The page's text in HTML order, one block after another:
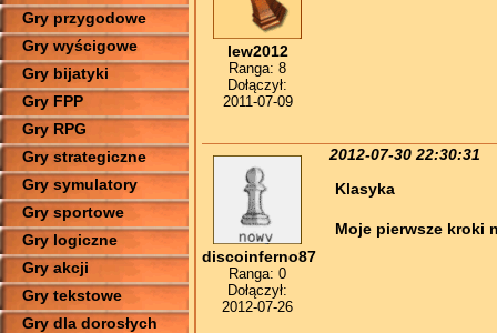
Gry przygodowe
Gry wyścigowe
Gry bijatyki
Gry FPP
Gry RPG
Gry strategiczne
Gry symulatory
Gry sportowe
Gry logiczne
Gry akcji
Gry tekstowe
Gry dla dorosłych
lew2012
Ranga: 8
Dołączył:
2011-07-09
discoinferno87
Ranga: 0
Dołączył:
2012-07-26
2012-07-30 22:30:31
Klasyka
Moje pierwsze kroki